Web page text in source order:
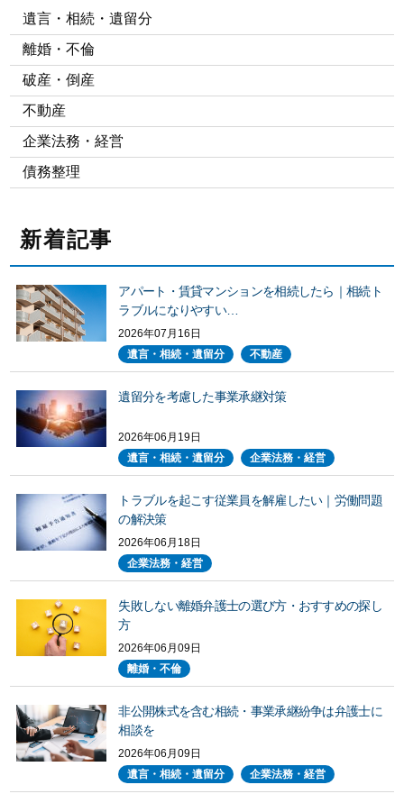
遺言・相続・遺留分
離婚・不倫
破産・倒産
不動産
企業法務・経営
債務整理
新着記事
アパート・賃貸マンションを相続したら｜相続ト
ラブルになりやすい…
2026年07月16日
遺言・相続・遺留分
不動産
遺留分を考慮した事業承継対策
2026年06月19日
遺言・相続・遺留分
企業法務・経営
トラブルを起こす従業員を解雇したい｜労働問題
の解決策
2026年06月18日
企業法務・経営
失敗しない離婚弁護士の選び方・おすすめの探し
方
2026年06月09日
離婚・不倫
非公開株式を含む相続・事業承継紛争は弁護士に
相談を
2026年06月09日
遺言・相続・遺留分
企業法務・経営